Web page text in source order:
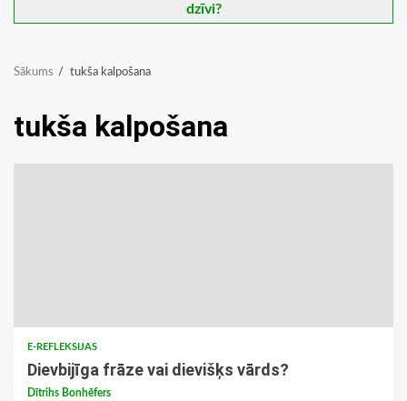
dzīvi?
Sākums tukša kalpošana
tukša kalpošana
E-REFLEKSIJAS
Dievbijīga frāze vai dievišķs vārds?
Dītrihs Bonhēfers